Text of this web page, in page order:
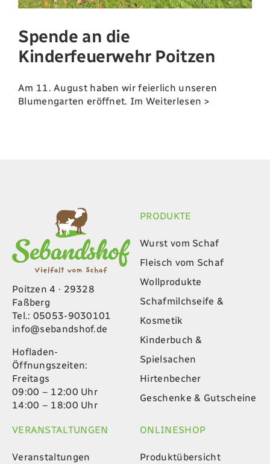
Landwirtschaft
Spende an die
Kinderfeuerwehr Poitzen
Am 11. August haben wir feierlich unseren
Blumengarten eröffnet. Im Weiterlesen >
Poitzen 4 · 29328
Faßberg
Tel.: 05053-9030101
info@sebandshof.de
Hofladen-
Öffnungszeiten:
Freitags
09:00 – 12:00 Uhr
14:00 – 18:00 Uhr
PRODUKTE
Wurst vom Schaf
Fleisch vom Schaf
Wollprodukte
Schafmilchseife &
Kosmetik
Kinderbuch &
Spielsachen
Hirtenbecher
Geschenke & Gutscheine
VERANSTALTUNGEN
Veranstaltungen
ONLINESHOP
Produktübersicht